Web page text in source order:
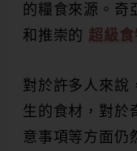
的糧食來源。奇
和推崇的 超級食
對於許多人來說
生的食材，對於
意事項等方面仍